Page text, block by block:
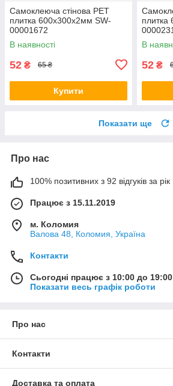
Самоклеюча стінова PET
плитка 600х300х2мм SW-
00001672
В наявності
52 ₴ 65 ₴
Купити
плитка
В
52 ₴
Показати ще
Про нас
100% позитивних з 92 відгуків за рік
Працює з 15.11.2019
м. Коломия
Валова 48, Коломия, Україна
Контакти
Сьогодні працює з 10:00 до 19:00
Показати весь графік роботи
Про нас
Контакти
Доставка та оплата